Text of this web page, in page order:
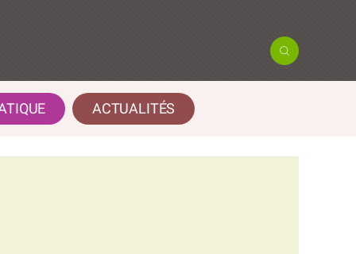
ACTUALITÉS